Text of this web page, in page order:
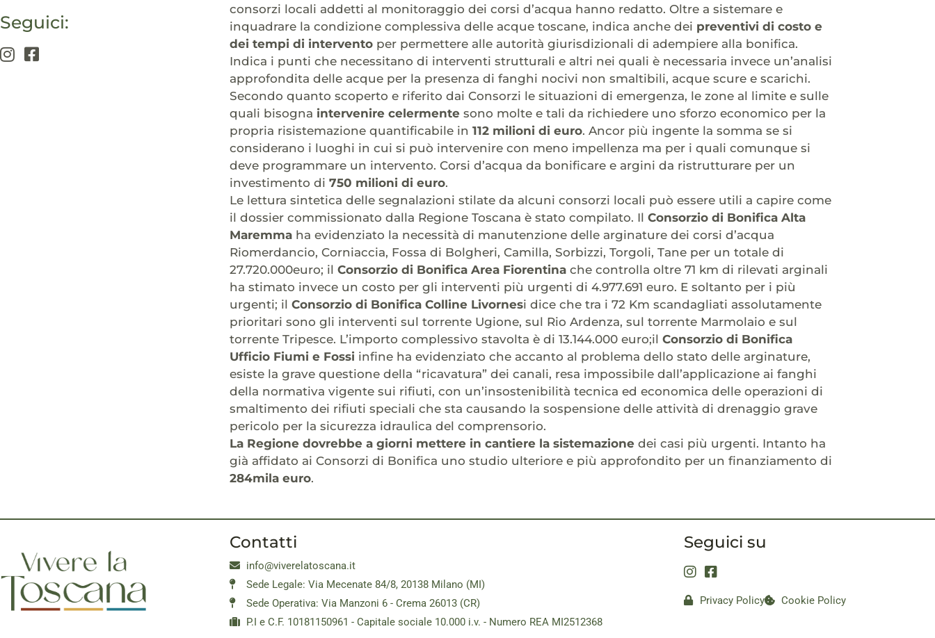
Seguici:
consorzi locali addetti al monitoraggio dei corsi d’acqua hanno redatto. Oltre a sistemare e
inquadrare la condizione complessiva delle acque toscane, indica anche dei preventivi di costo e
dei tempi di intervento per permettere alle autorità giurisdizionali di adempiere alla bonifica.
Indica i punti che necessitano di interventi strutturali e altri nei quali è necessaria invece un’analisi
approfondita delle acque per la presenza di fanghi nocivi non smaltibili, acque scure e scarichi.
Secondo quanto scoperto e riferito dai Consorzi le situazioni di emergenza, le zone al limite e sulle
quali bisogna intervenire celermente sono molte e tali da richiedere uno sforzo economico per la
propria risistemazione quantificabile in 112 milioni di euro. Ancor più ingente la somma se si
considerano i luoghi in cui si può intervenire con meno impellenza ma per i quali comunque si
deve programmare un intervento. Corsi d’acqua da bonificare e argini da ristrutturare per un
investimento di 750 milioni di euro.
Le lettura sintetica delle segnalazioni stilate da alcuni consorzi locali può essere utili a capire come
il dossier commissionato dalla Regione Toscana è stato compilato. Il Consorzio di Bonifica Alta
Maremma ha evidenziato la necessità di manutenzione delle arginature dei corsi d’acqua
Riomerdancio, Corniaccia, Fossa di Bolgheri, Camilla, Sorbizzi, Torgoli, Tane per un totale di
27.720.000euro; il Consorzio di Bonifica Area Fiorentina che controlla oltre 71 km di rilevati arginali
ha stimato invece un costo per gli interventi più urgenti di 4.977.691 euro. E soltanto per i più
urgenti; il Consorzio di Bonifica Colline Livornesi dice che tra i 72 Km scandagliati assolutamente
prioritari sono gli interventi sul torrente Ugione, sul Rio Ardenza, sul torrente Marmolaio e sul
torrente Tripesce. L’importo complessivo stavolta è di 13.144.000 euro;il Consorzio di Bonifica
Ufficio Fiumi e Fossi infine ha evidenziato che accanto al problema dello stato delle arginature,
esiste la grave questione della “ricavatura” dei canali, resa impossibile dall’applicazione ai fanghi
della normativa vigente sui rifiuti, con un’insostenibilità tecnica ed economica delle operazioni di
smaltimento dei rifiuti speciali che sta causando la sospensione delle attività di drenaggio grave
pericolo per la sicurezza idraulica del comprensorio.
La Regione dovrebbe a giorni mettere in cantiere la sistemazione dei casi più urgenti. Intanto ha
già affidato ai Consorzi di Bonifica uno studio ulteriore e più approfondito per un finanziamento di
284mila euro.
Contatti
info@viverelatoscana.it
Sede Legale: Via Mecenate 84/8, 20138 Milano (MI)
Sede Operativa: Via Manzoni 6 - Crema 26013 (CR)
P.I e C.F. 10181150961 - Capitale sociale 10.000 i.v. - Numero REA MI2512368
Seguici su
Privacy Policy Cookie Policy